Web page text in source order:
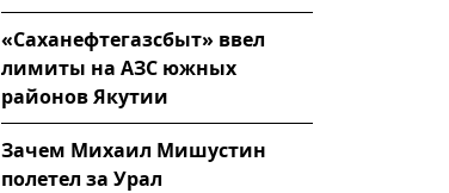
«Саханефтегазсбыт» ввел
лимиты на АЗС южных
районов Якутии
Зачем Михаил Мишустин
полетел за Урал